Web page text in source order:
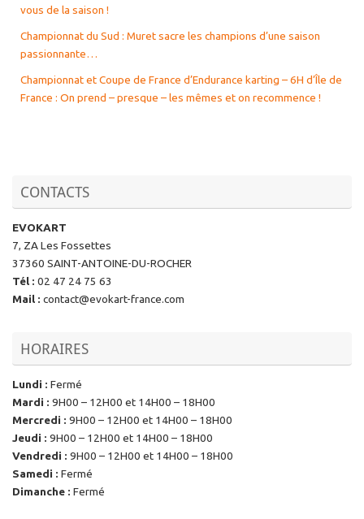
vous de la saison !
Championnat du Sud : Muret sacre les champions d’une saison
passionnante…
Championnat et Coupe de France d’Endurance karting – 6H d’Île de
France : On prend – presque – les mêmes et on recommence !
CONTACTS
EVOKART
7, ZA Les Fossettes
37360 SAINT-ANTOINE-DU-ROCHER
Tél : 02 47 24 75 63
Mail : contact@evokart-france.com
HORAIRES
Lundi : Fermé
Mardi : 9H00 – 12H00 et 14H00 – 18H00
Mercredi : 9H00 – 12H00 et 14H00 – 18H00
Jeudi : 9H00 – 12H00 et 14H00 – 18H00
Vendredi : 9H00 – 12H00 et 14H00 – 18H00
Samedi : Fermé
Dimanche : Fermé